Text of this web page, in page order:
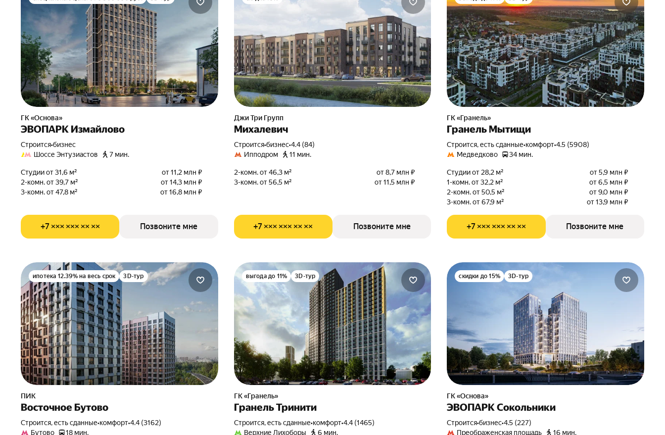
ГК «Основа»
ЭВОПАРК Измайлово
Строится•бизнес
Шоссе Энтузиастов
7 мин.
Студии от 31,6 м²
от 11,2 млн ₽
2-комн. от 39,7 м²
от 14,3 млн ₽
3-комн. от 47,8 м²
от 16,8 млн ₽
+7 ××× ××× ×× ×× Позвоните мне
Джи Три Групп
Михалевич
Строится•бизнес•4.4 (84)
Ипподром
11 мин.
2-комн. от 46,3 м²
от 8,7 млн ₽
3-комн. от 56,5 м²
от 11,5 млн ₽
+7 ××× ××× ×× ×× Позвоните мне
ГК «Гранель»
Гранель Мытищи
Строится, есть сданные•комфорт•4.5 (5908)
Медведково
34 мин.
Студии от 28,2 м²
от 5,9 млн ₽
1-комн. от 32,2 м²
от 6,5 млн ₽
2-комн. от 50,5 м²
от 9,0 млн ₽
3-комн. от 67,9 м²
от 13,9 млн ₽
+7 ××× ××× ×× ×× Позвоните мне
ипотека 12.39% на весь срок 3D-тур
ПИК
Восточное Бутово
Строится, есть сданные•комфорт•4.4 (3162)
Бутово
18 мин.
выгода до 11% 3D-тур
ГК «Гранель»
Гранель Тринити
Строится, есть сданные•комфорт•4.4 (1465)
Верхние Лихоборы
6 мин.
скидки до 15% 3D-тур
ГК «Основа»
ЭВОПАРК Сокольники
Строится•бизнес•4.5 (227)
Преображенская площадь
16 мин.